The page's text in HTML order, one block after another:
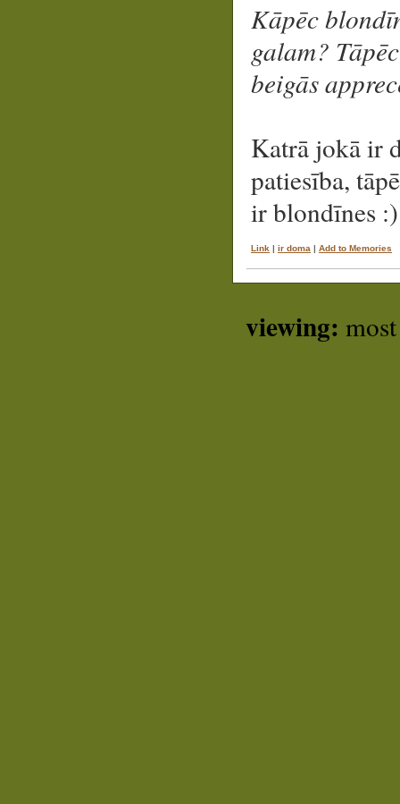
Kāpēc
galam?
beigās
Katrā jokā ir
patiesība,
ir blondīnes
Link | ir doma | Add to Memories
viewing: